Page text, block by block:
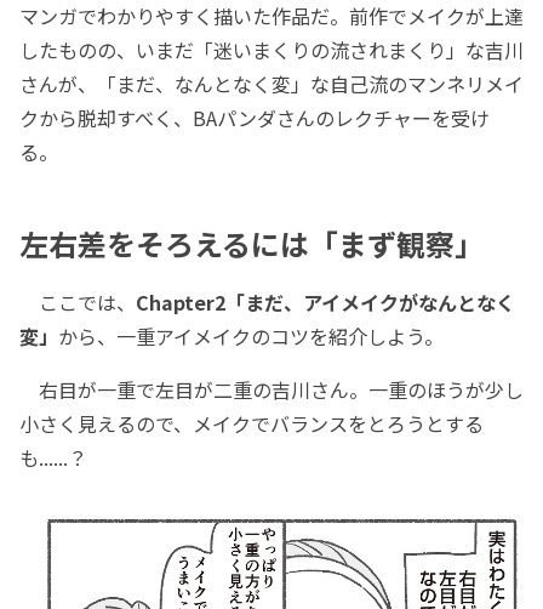
マンガでわかりやすく描いた作品だ。前作でメイクが上達
したものの、いまだ「迷いまくりの流されまくり」な吉川
さんが、「まだ、なんとなく変」な自己流のマンネリメイ
クから脱却すべく、BAパンダさんのレクチャーを受け
る。
左右差をそろえるには「まず観察」
ここでは、 Chapter2「まだ、アイメイクがなんとなく
変」 から、一重アイメイクのコツを紹介しよう。
右目が一重で左目が二重の吉川さん。一重のほうが少し
小さく見えるので、メイクでバランスをとろうとする
も......？